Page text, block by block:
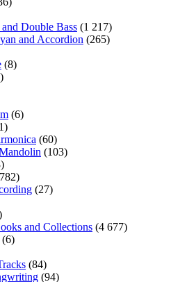
Double Bass (1 217)
and Accordion (265)
(8)
(6)
(60)
(103)
(27)
and Collections (4 677)
(6)
(84)
(94)